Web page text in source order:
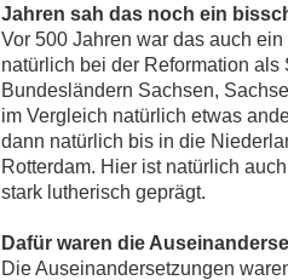
Jahren sah das noch ein
Vor 500 Jahren war das auch
natürlich bei der Reformation als
Bundesländern Sachsen,
im Vergleich natürlich etwas
dann natürlich bis in die
Rotterdam. Hier ist natürlich
stark lutherisch geprägt.
Dafür waren die
Die Auseinandersetzungen